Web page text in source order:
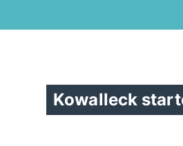
Kowalleck